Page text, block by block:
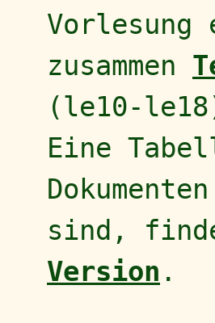
zusammen
(le10-
Eine
sind,
Version .